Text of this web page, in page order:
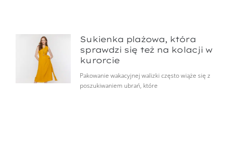
Sukienka plażowa, która
sprawdzi się też na kolacji w
kurorcie
Pakowanie wakacyjnej walizki często wiąże się z
poszukiwaniem ubrań, które